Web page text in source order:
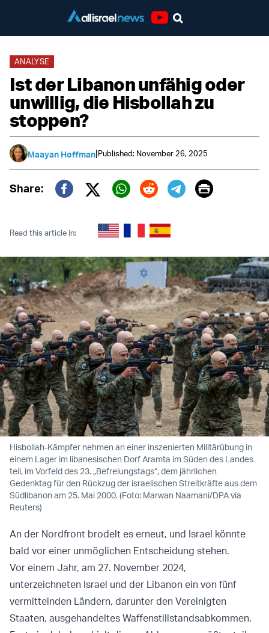
ANALYSE
Ist der Libanon unfähig oder
unwillig, die Hisbollah zu
stoppen?
Maayan Hoffman|Published: November 26, 2025
Share:
Twitter (X)
Print
Read this article in:
Hisbollah-Kämpfer nehmen an einer inszenierten Militärübung in
einem Lager im libanesischen Dorf Aramta im Süden des Landes
teil, im Vorfeld des 23. „Befreiungstags“, dem jährlichen
Gedenktag für den Rückzug der israelischen Streitkräfte aus dem
Südlibanon am 25. Mai 2000. (Foto: Marwan Naamani/DPA via
Reuters)
An der Nordfront brodelt es erneut, und Israel könnte
bald vor einer unmöglichen Entscheidung stehen.
Vor einem Jahr, am 27. November 2024,
unterzeichneten Israel und der Libanon ein von fünf
vermittelnden Ländern, darunter den Vereinigten
Staaten, ausgehandeltes Waffenstillstandsabkommen.